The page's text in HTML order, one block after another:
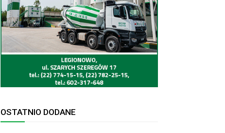
OSTATNIO DODANE